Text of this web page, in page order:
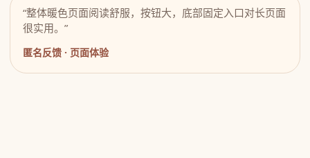
“整体暖色页面阅读舒服，按钮大，底部固定入口对长页面
很实用。”
匿名反馈 · 页面体验